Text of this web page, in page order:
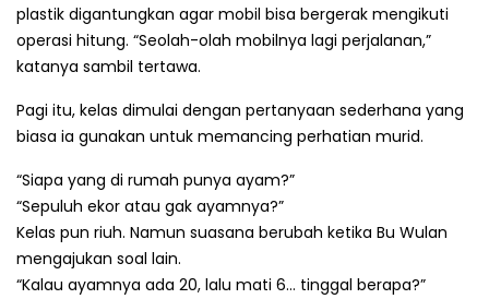
plastik digantungkan agar mobil bisa bergerak mengikuti
operasi hitung. “Seolah-olah mobilnya lagi perjalanan,”
katanya sambil tertawa.
Pagi itu, kelas dimulai dengan pertanyaan sederhana yang
biasa ia gunakan untuk memancing perhatian murid.
“Siapa yang di rumah punya ayam?”
“Sepuluh ekor atau gak ayamnya?”
Kelas pun riuh. Namun suasana berubah ketika Bu Wulan
mengajukan soal lain.
“Kalau ayamnya ada 20, lalu mati 6… tinggal berapa?”